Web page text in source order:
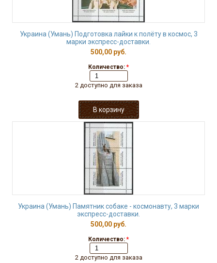
Украина (Умань) Подготовка лайки к полёту в космос, 3
марки экспресс-доставки.
500,00 руб.
Количество: *
2 доступно для заказа
Украина (Умань) Памятник собаке - космонавту, 3 марки
экспресс-доставки.
500,00 руб.
Количество: *
2 доступно для заказа